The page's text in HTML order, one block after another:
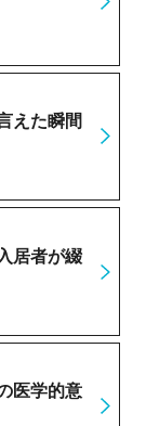
えた瞬間
居者が綴
医学的意